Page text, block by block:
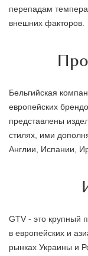
перепадам
внешних факторов.
Бельгийская
европейских
представлены
стилях, ими
Англии, Испании,
GTV - это крупный
в европейских и
рынках Украины и